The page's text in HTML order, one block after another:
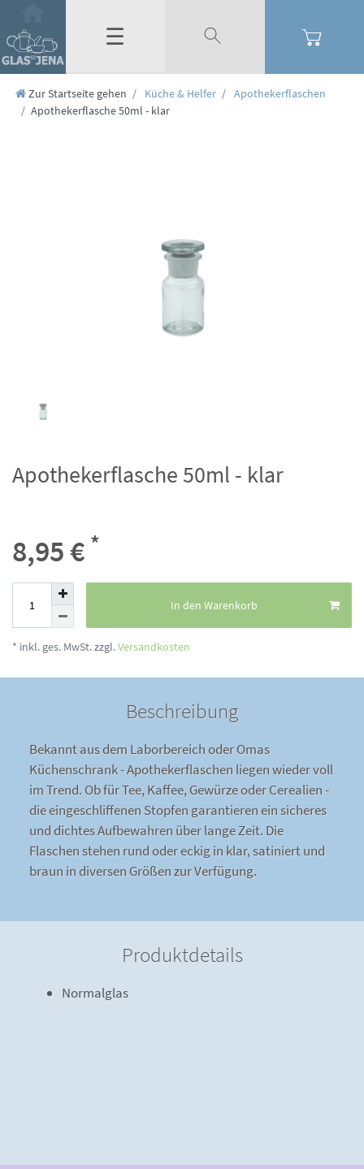
☰
Zur Startseite gehen Küche & Helfer
Apothekerflaschen
Apothekerflasche 50ml - klar
Apothekerflasche 50ml - klar
8,95 € *
In den Warenkorb
* inkl. ges. MwSt. zzgl.Versandkosten
Beschreibung
Bekannt aus dem Laborbereich oder Omas
Küchenschrank - Apothekerflaschen liegen wieder voll
im Trend. Ob für Tee, Kaffee, Gewürze oder Cerealien -
die eingeschliffenen Stopfen garantieren ein sicheres
und dichtes Aufbewahren über lange Zeit. Die
Flaschen stehen rund oder eckig in klar, satiniert und
braun in diversen Größen zur Verfügung.
Produktdetails
Normalglas